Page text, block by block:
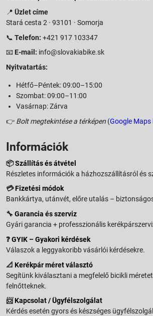
📍 Üzlet címe
Stará cesta 2 · 93101 · Somorja
📞 Telefon: +421 917 103347
📧 E-mail: info@slovakiabike.sk
Nyitvatartás:
Hétfő–Péntek: 09:00–15:00
Szombat: 09:00–11:00
Vasárnap: Zárva
👉 Bolt megtekintése a térképen (Google Maps
Információk
📦Szállítás és átvétel
Részletes információk a házhozszállításról és
💳Fizetési módok
Bankkártya, utánvét, előre utalás –
🔧 Garancia és szerviz
Gyári garancia + professzionális
❓GYIK – Gyakori kérdések
Válaszok a leggyakoribb vásárlói kérdésekre.
📐 Kerékpár méret választó
Segítünk kiválasztani a megfelelő bicikli
felnőtteknek.
📨Kapcsolat / Ügyfélszolgálat
Kérdés esetén gyors és készséges